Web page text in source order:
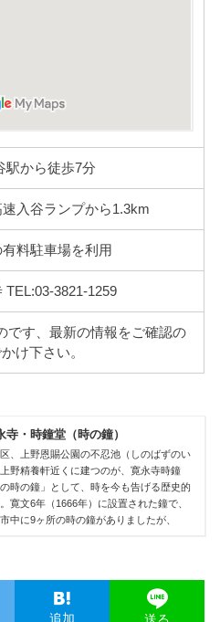
駅から徒歩7分
入谷ランプから1.3km
有料駐車場を利用
TEL:03-3821-1259
です、最新の情報をご確認の
かけ下さい。
寺・時鐘堂（時の鐘）
、上野恩賜公園の不忍池（しのばずのい
野精養軒近くに建つのが、寛永寺時鐘
時の鐘」として、時を今も告げる歴史的
寛文6年（1666年）に設置された鐘で、
中に9ヶ所の時の鐘がありましたが、
追加 送る